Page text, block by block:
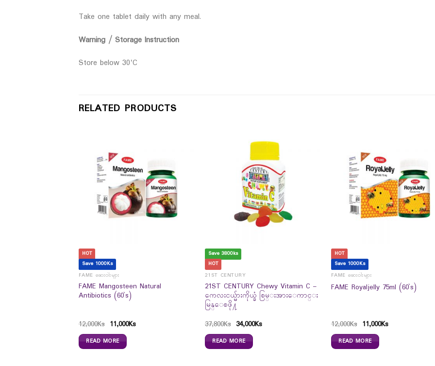
Take one tablet daily with any meal.
Warning / Storage Instruction
Store below 30'C
RELATED PRODUCTS
HOT
Save 1000Ks
FAME ဆေးဝါးများ
FAME Mangosteen Natural
Antibiotics (60`s)
12,000Ks 11,000Ks
READ MORE
Save 3800ks
HOT
21ST CENTURY
21ST CENTURY Chewy Vitamin C –
ကေလးငယ္မ်ားကိုယ္ခံ စြမ္းအားေကာင္း
မြန္ေစဖို႔
37,800Ks 34,000Ks
READ MORE
HOT
Save 1000Ks
FAME ဆေးဝါးများ
FAME Royaljelly 75ml (60`s)
12,000Ks 11,000Ks
READ MORE